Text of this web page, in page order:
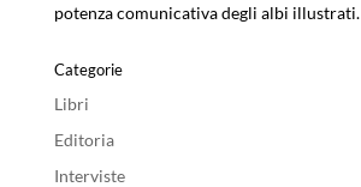
potenza comunicativa degli albi illustrati.
Categorie
Libri
Editoria
Interviste